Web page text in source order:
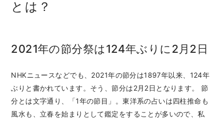
とは？
2021年の節分祭は124年ぶりに2月2日
NHKニュースなどでも、2021年の節分は1897年以来、124年
ぶりと書かれています。そう、節分は2月2日となります。 節
分とは文字通り、「1年の節目」。東洋系の占いは四柱推命も
風水も、立春を始まりとして鑑定をすることが多いので、私